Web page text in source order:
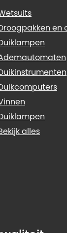
en
alles